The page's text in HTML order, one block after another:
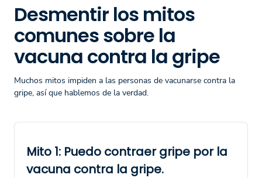
Desmentir los mitos
comunes sobre la
vacuna contra la gripe
Muchos mitos impiden a las personas de vacunarse contra la
gripe, así que hablemos de la verdad.
Mito 1: Puedo contraer gripe por la
vacuna contra la gripe.